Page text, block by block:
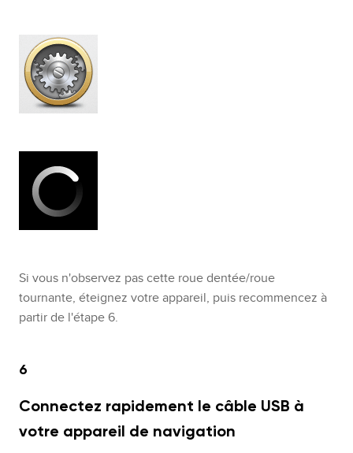
Si vous n'observez pas cette roue dentée/roue
tournante, éteignez votre appareil, puis recommencez à
partir de l'étape 6.
6
Connectez rapidement le câble USB à
votre appareil de navigation